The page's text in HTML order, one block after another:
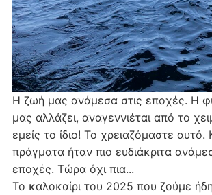
Η ζωή μας ανάμεσα στις εποχές. Η
μας αλλάζει, αναγεννιέται από το
εμείς το ίδιο! Το χρειαζόμαστε αυτό.
πράγματα ήταν πιο ευδιάκριτα
εποχές. Τώρα όχι πια...
Το καλοκαίρι του 2025 που ζούμε ήδη